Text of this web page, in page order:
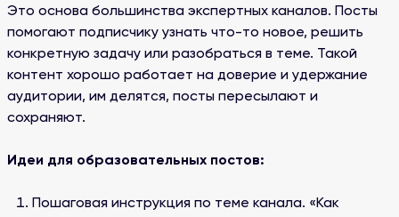
Это основа большинства экспертных каналов. Посты
помогают подписчику узнать что-то новое, решить
конкретную задачу или разобраться в теме. Такой
контент хорошо работает на доверие и удержание
аудитории, им делятся, посты пересылают и
сохраняют.
Идеи для образовательных постов:
Пошаговая инструкция по теме канала. «Как